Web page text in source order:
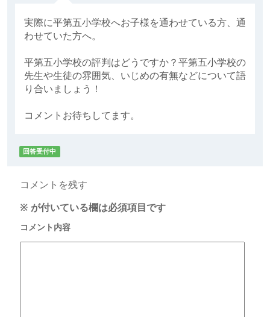
実際に平第五小学校へお子様を通わせている方、通
わせていた方へ。
平第五小学校の評判はどうですか？平第五小学校の
先生や生徒の雰囲気、いじめの有無などについて語
り合いましょう！
コメントお待ちしてます。
回答受付中
コメントを残す
※ が付いている欄は必須項目です